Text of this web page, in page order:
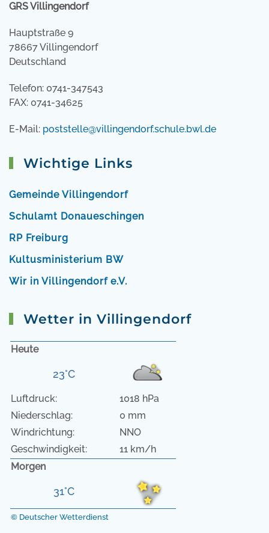
GRS Villingendorf
Hauptstraße 9
78667 Villingendorf
Deutschland
Telefon: 0741-347543
FAX: 0741-34625
E-Mail: poststelle@villingendorf.schule.bwl.de
Wichtige Links
Gemeinde Villingendorf
Schulamt Donaueschingen
RP Freiburg
Kultusministerium BW
Wir in Villingendorf e.V.
Wetter in Villingendorf
Heute
23°C
Luftdruck:
1018 hPa
Niederschlag:
0 mm
Windrichtung:
NNO
Geschwindigkeit:
11 km/h
Morgen
31°C
© Deutscher Wetterdienst